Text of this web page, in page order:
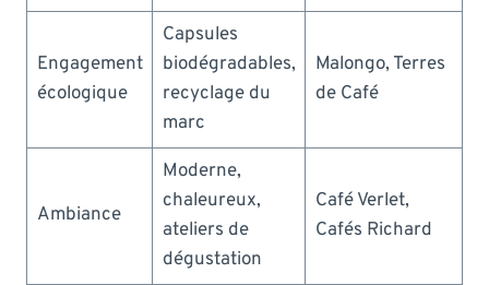
Engagement
écologique
Capsules
biodégradables,
recyclage du
marc
Malongo, Terres
de Café
Ambiance
Moderne,
chaleureux,
ateliers de
dégustation
Café Verlet,
Cafés Richard